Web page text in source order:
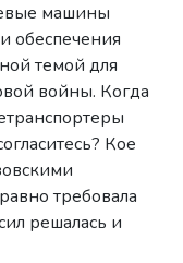
машины
обеспечения
темой для
войны. Когда
Кое
требовала
решалась и